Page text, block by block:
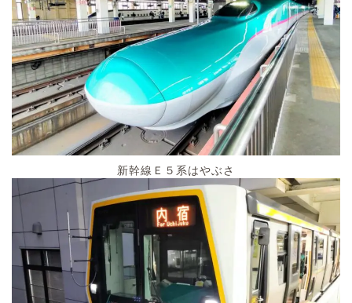
新幹線Ｅ５系はやぶさ